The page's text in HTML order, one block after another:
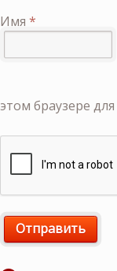
Имя *
этом браузере